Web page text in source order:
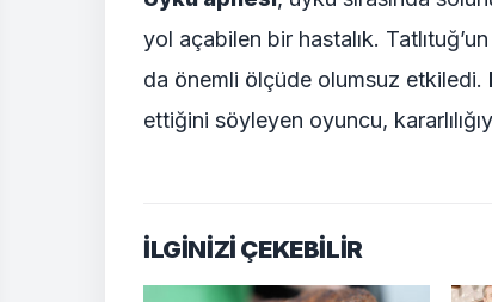
yol açabilen bir hastalık.
da önemli ölçüde olumsuz etkiledi.
ettiğini söyleyen oyuncu,
İLGİNİZİ ÇEKEBİLİR